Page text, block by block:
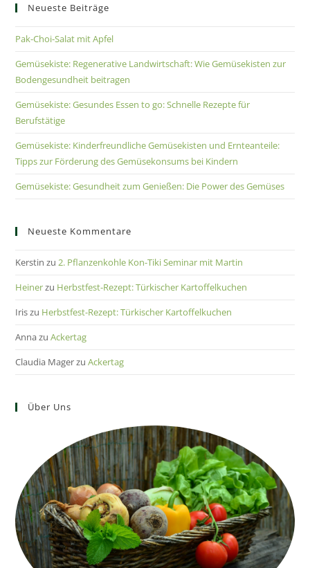
Neueste Beiträge
Pak-Choi-Salat mit Apfel
Gemüsekiste: Regenerative Landwirtschaft: Wie Gemüsekisten zur
Bodengesundheit beitragen
Gemüsekiste: Gesundes Essen to go: Schnelle Rezepte für
Berufstätige
Gemüsekiste: Kinderfreundliche Gemüsekisten und Ernteanteile:
Tipps zur Förderung des Gemüsekonsums bei Kindern
Gemüsekiste: Gesundheit zum Genießen: Die Power des Gemüses
Neueste Kommentare
Kerstin zu2. Pflanzenkohle Kon-Tiki Seminar mit Martin
Heinerzu Herbstfest-Rezept: Türkischer Kartoffelkuchen
Iriszu Herbstfest-Rezept: Türkischer Kartoffelkuchen
AnnazuAckertag
Claudia MagerzuAckertag
Über Uns